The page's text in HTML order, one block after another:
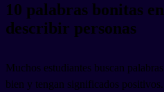
10 palabras bonitas
describir personas
Muchos estudiantes buscan
bien y tengan significados